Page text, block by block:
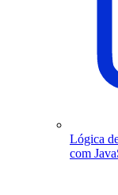
Lógica
com